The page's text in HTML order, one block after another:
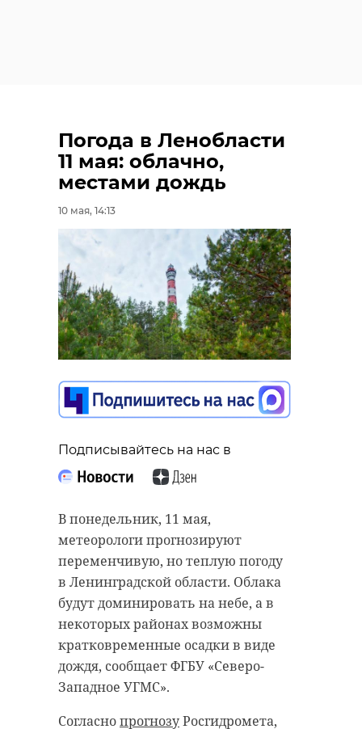
Погода в Ленобласти
11 мая: облачно,
местами дождь
10 мая, 14:13
Подписывайтесь на нас в
В понедельник, 11 мая,
метеорологи прогнозируют
переменчивую, но теплую погоду
в Ленинградской области. Облака
будут доминировать на небе, а в
некоторых районах возможны
кратковременные осадки в виде
дождя, сообщает ФГБУ «Северо-
Западное УГМС».
СогласнопрогнозуРосгидромета,